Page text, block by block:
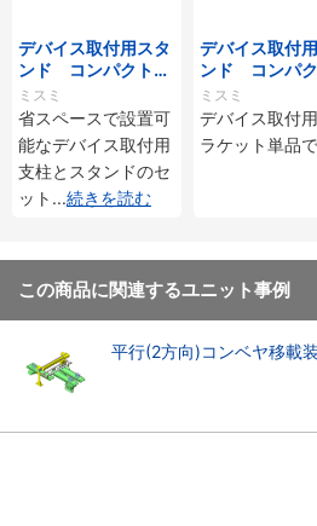
デバイス取付用スタ
ンド コンパクト通
し穴タイプ 棒状
ミスミ
省スペースで設置可
能なデバイス取付用
支柱とスタンドのセ
ット ...続きを読む
デバイス取付
ンド コンパク
し穴タイプ ブ
ット単品
ミスミ
デバイス取付
ラケット単品で
この商品に関連するユニット事例
平行(2方向)コンベヤ移載